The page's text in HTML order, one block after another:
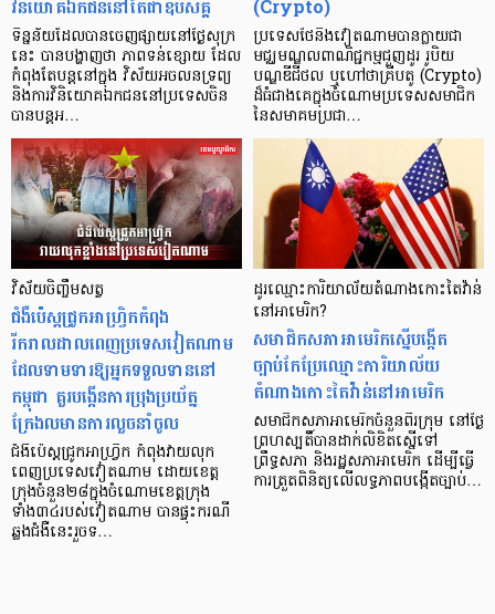
វិនិយោគឯកជននៅតែជាឧបសគ្គ
ទិន្នន័យដែលបានចេញផ្សាយនៅថ្ងៃសុក្រ
នេះ បានបង្ហាញថា ភាពទន់ខ្សោយ ដែល
កំពុងតែបន្តនៅក្នុង វិស័យអចលនទ្រព្យ
និងការវិនិយោគឯកជននៅប្រទេសចិន
បានបន្តអ…
(Crypto)
ប្រទេសថៃនិងវៀតណាមបានក្លាយជា
មជ្ឈមណ្ឌលពាណិជ្ជកម្មជួញដូរ រូបិយ
បណ្ឌឌីជីថល ឬហៅថាគ្រីបតូ (Crypto)
ដ៏ធំជាងគេក្នុងចំណោមប្រទេសសមាជិក
នៃសមាគមប្រជា…
វិស័យចិញ្ចឹមសត្វ
ជំងឺប៉េស្តជ្រូកអាហ្វ្រិកកំពុង
រីករាលដាលពេញប្រទេសវៀតណាម
ដែលទាមទារឱ្យអ្នកទទួលទាននៅ
កម្ពុជា គួរបង្កើនការប្រុងប្រយ័ត្ន
ក្រែងលមានការលួចនាំចូល
ជំងឺប៉េស្តជ្រូកអាហ្វ្រិក កំពុងវាយលុក
ពេញប្រទេសវៀតណាម ដោយខេត្ត
ក្រុងចំនួន២៨ក្នុងចំណោមខេត្តក្រុង
ទាំង៣៤របស់វៀតណាម បានផ្ទុះករណី
ឆ្លងជំងឺនេះរួចទ…
ដូរឈ្មោះការិយាល័យតំណាងកោះតៃវ៉ាន់
នៅអាមេរិក?
សមាជិកសភាអាមេរិកស្នើបង្កើត
ច្បាប់កែប្រែឈ្មោះការិយាល័យ
តំណាងកោះតៃវ៉ាន់នៅអាមេរិក
សមាជិកសភាអាមេរិកចំនួនពីរក្រុម នៅថ្ងៃ
ព្រហស្បតិ៍បានដាក់លិខិតស្នើទៅ
ព្រឹទ្ធសភា និងរដ្ឋសភាអាមេរិក ដើម្បីធ្វើ
ការត្រួតពិនិត្យលើលទ្ធភាពបង្កើតច្បាប់…